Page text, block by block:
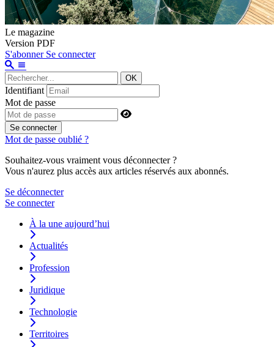
Le magazine
Version PDF
S'abonner Se connecter
OK
Identifiant
Mot de passe
Se connecter
Mot de passe oublié ?
Souhaitez-vous vraiment vous déconnecter ?
Vous n'aurez plus accès aux articles réservés aux abonnés.
Se déconnecter
Se connecter
À la une aujourd’hui
Actualités
Profession
Juridique
Technologie
Territoires